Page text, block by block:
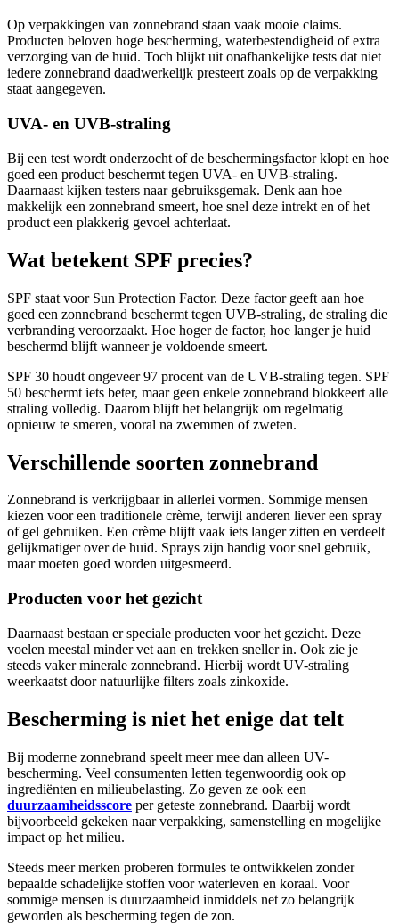
Op verpakkingen van zonnebrand staan vaak mooie claims.
Producten beloven hoge bescherming, waterbestendigheid of extra
verzorging van de huid. Toch blijkt uit onafhankelijke tests dat niet
iedere zonnebrand daadwerkelijk presteert zoals op de verpakking
staat aangegeven.
UVA- en UVB-straling
Bij een test wordt onderzocht of de beschermingsfactor klopt en hoe
goed een product beschermt tegen UVA- en UVB-straling.
Daarnaast kijken testers naar gebruiksgemak. Denk aan hoe
makkelijk een zonnebrand smeert, hoe snel deze intrekt en of het
product een plakkerig gevoel achterlaat.
Wat betekent SPF precies?
SPF staat voor Sun Protection Factor. Deze factor geeft aan hoe
goed een zonnebrand beschermt tegen UVB-straling, de straling die
verbranding veroorzaakt. Hoe hoger de factor, hoe langer je huid
beschermd blijft wanneer je voldoende smeert.
SPF 30 houdt ongeveer 97 procent van de UVB-straling tegen. SPF
50 beschermt iets beter, maar geen enkele zonnebrand blokkeert alle
straling volledig. Daarom blijft het belangrijk om regelmatig
opnieuw te smeren, vooral na zwemmen of zweten.
Verschillende soorten zonnebrand
Zonnebrand is verkrijgbaar in allerlei vormen. Sommige mensen
kiezen voor een traditionele crème, terwijl anderen liever een spray
of gel gebruiken. Een crème blijft vaak iets langer zitten en verdeelt
gelijkmatiger over de huid. Sprays zijn handig voor snel gebruik,
maar moeten goed worden uitgesmeerd.
Producten voor het gezicht
Daarnaast bestaan er speciale producten voor het gezicht. Deze
voelen meestal minder vet aan en trekken sneller in. Ook zie je
steeds vaker minerale zonnebrand. Hierbij wordt UV-straling
weerkaatst door natuurlijke filters zoals zinkoxide.
Bescherming is niet het enige dat telt
Bij moderne zonnebrand speelt meer mee dan alleen UV-
bescherming. Veel consumenten letten tegenwoordig ook op
ingrediënten en milieubelasting. Zo geven ze ook een
duurzaamheidsscore per geteste zonnebrand. Daarbij wordt
bijvoorbeeld gekeken naar verpakking, samenstelling en mogelijke
impact op het milieu.
Steeds meer merken proberen formules te ontwikkelen zonder
bepaalde schadelijke stoffen voor waterleven en koraal. Voor
sommige mensen is duurzaamheid inmiddels net zo belangrijk
geworden als bescherming tegen de zon.